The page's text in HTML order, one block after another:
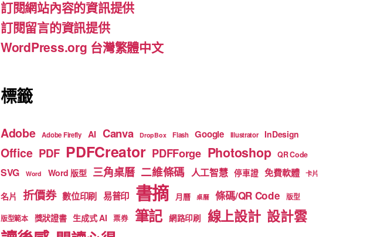
o
k
e
訂閱網站內容的資訊提供
訂閱留言的資訊提供
WordPress.org 台灣繁體中文
標籤
Adobe Adobe Firefly AI Canva DropBox Flash Google Illustrator InDesign
Office PDF PDFCreator PDFForge Photoshop QR Code
SVG Word Word 版型 三角桌曆 二維條碼 人工智慧 停車證 免費軟體 卡片
名片 折價券 數位印刷 易普印 書摘 月曆 桌曆 條碼/QR Code 版型
版型範本 獎狀證書 生成式 AI 票券 筆記 網路印刷 線上設計 設計雲